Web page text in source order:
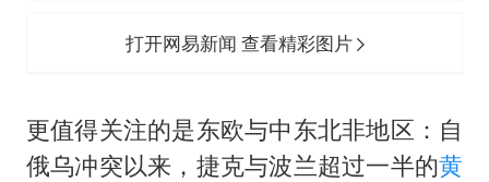
打开网易新闻 查看精彩图片
更值得关注的是东欧与中东北非地区：自
俄乌冲突以来，捷克与波兰超过一半的黄